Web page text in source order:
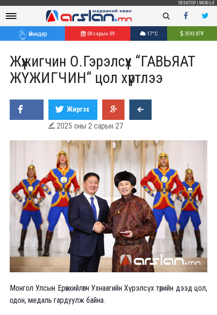
DESKTOP MOBILE
Өнөөдөр 08 сарын 09 17°C 3593.87₮
Жүжигчин О.Гэрэлсүх “ГАВЬЯАТ
ЖҮЖИГЧИН“ цол хүртлээ
Жиргэх
 2025 оны 2 сарын 27
Монгол Улсын Ерөнхийлөгч Ухнаагийн Хүрэлсүх төрийн дээд цол,
одон, медаль гардуулж байна.